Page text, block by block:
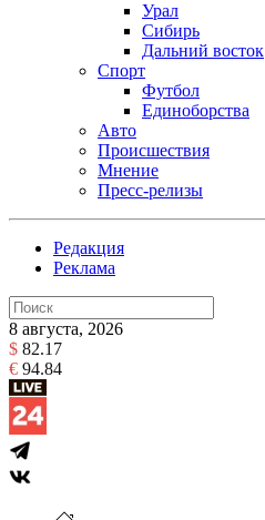
Урал
Сибирь
Дальний восток
Спорт
Футбол
Единоборства
Авто
Происшествия
Мнение
Пресс-релизы
Редакция
Реклама
8 августа, 2026
$ 82.17
€ 94.84